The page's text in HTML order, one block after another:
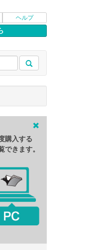
ヘルプ
購入する
できます。